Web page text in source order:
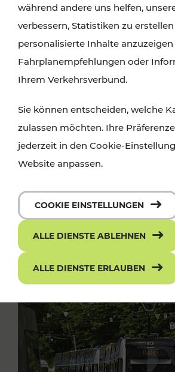
während andere uns helfen,
verbessern, Statistiken zu
personalisierte Inhalte anzuzeigen
Fahrplanempfehlungen oder
Ihrem Verkehrsverbund.
Sie können entscheiden, welche
zulassen möchten. Ihre
jederzeit in den Cookie-
Website anpassen.
COOKIE EINSTELLUNGEN
ALLE DIENSTE ABLEHNEN
ALLE DIENSTE ERLAUBEN